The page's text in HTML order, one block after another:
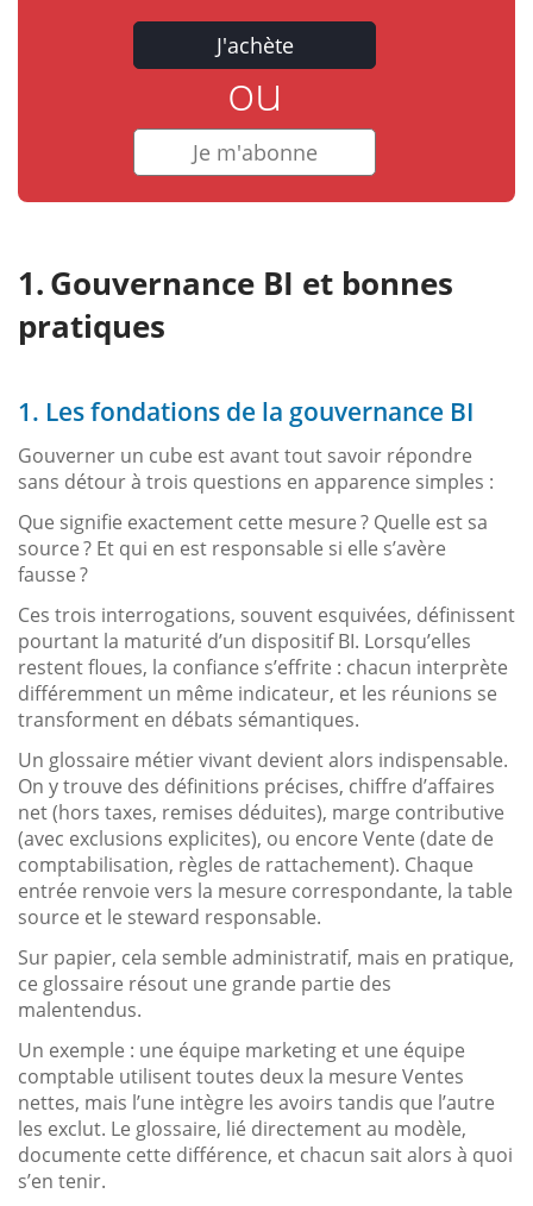
J'achète
ou
Je m'abonne
Gouvernance BI et bonnes
pratiques
1. Les fondations de la gouvernance BI
Gouverner un cube est avant tout savoir répondre
sans détour à trois questions en apparence simples :
Que signifie exactement cette mesure ? Quelle est sa
source ? Et qui en est responsable si elle s’avère
fausse ?
Ces trois interrogations, souvent esquivées, définissent
pourtant la maturité d’un dispositif BI. Lorsqu’elles
restent floues, la confiance s’effrite : chacun interprète
différemment un même indicateur, et les réunions se
transforment en débats sémantiques.
Un glossaire métier vivant devient alors indispensable.
On y trouve des définitions précises, chiffre d’affaires
net (hors taxes, remises déduites), marge contributive
(avec exclusions explicites), ou encore Vente (date de
comptabilisation, règles de rattachement). Chaque
entrée renvoie vers la mesure correspondante, la table
source et le steward responsable.
Sur papier, cela semble administratif, mais en pratique,
ce glossaire résout une grande partie des
malentendus.
Un exemple : une équipe marketing et une équipe
comptable utilisent toutes deux la mesure Ventes
nettes, mais l’une intègre les avoirs tandis que l’autre
les exclut. Le glossaire, lié directement au modèle,
documente cette différence, et chacun sait alors à quoi
s’en tenir.